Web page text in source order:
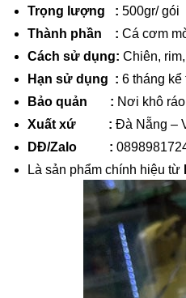
Trọng lượng : 500gr/ gói
Thành phần : Cá cơm
Cách sử dụng: Chiên,
Hạn sử dụng : 6 tháng
Bảo quản : Nơi khô
Xuất xứ : Đà Nẵng –
DĐ/Zalo :
Là sản phẩm chính hiệu từ